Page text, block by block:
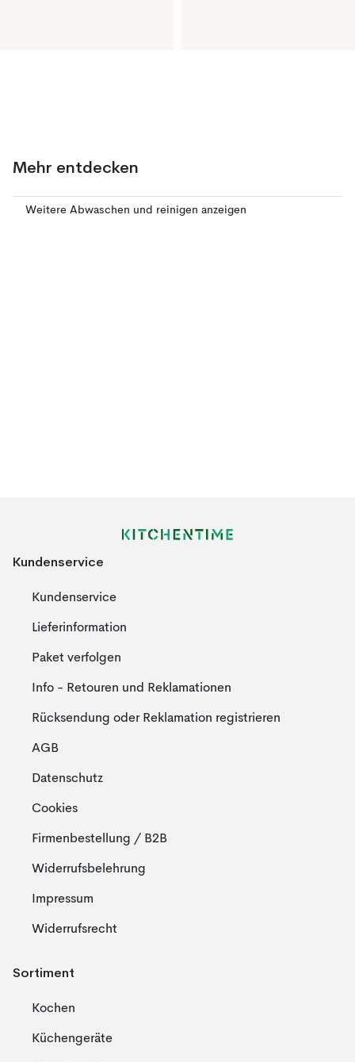
Mehr entdecken
Weitere Abwaschen und reinigen anzeigen
Kundenservice
Kundenservice
Lieferinformation
Paket verfolgen
Info - Retouren und Reklamationen
Rücksendung oder Reklamation registrieren
AGB
Datenschutz
Cookies
Firmenbestellung / B2B
Widerrufsbelehrung
Impressum
Widerrufsrecht
Sortiment
Kochen
Küchengeräte